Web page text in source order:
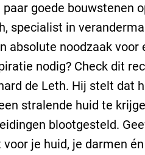
goede bouwstenen
specialist in
absolute noodzaak voor
nodig? Check dit
de Leth. Hij stelt dat
stralende huid te
blootgesteld.
je huid, je darmen